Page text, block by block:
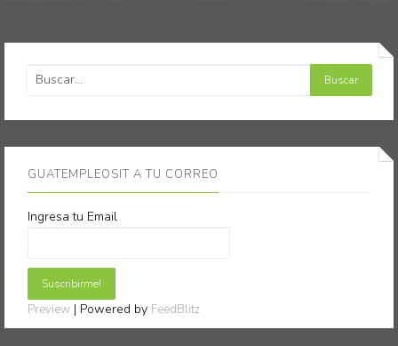
GUATEMPLEOSIT A TU CORREO
Ingresa tu Email
Preview | Powered by FeedBlitz